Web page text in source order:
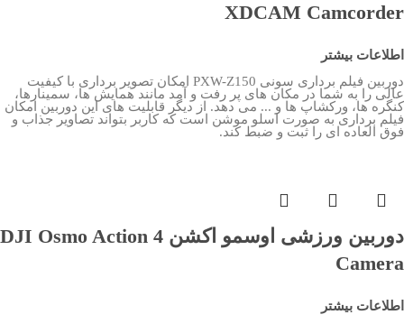
XDCAM Camcorder
اطلاعات بیشتر
دوربین فیلم برداری سونی PXW-Z150 امکان تصویر برداری با کیفیت
عالی را به شما در مکان های پر رفت و آمد مانند همایش ها، سمینارها،
کنگره ها، ورکشاپ ها و ... می دهد. از دیگر قابلیت های این دوربین امکان
فیلم برداری به صورت اسلو موشن است که کاربر بتواند تصاویر جذاب و
فوق العاده ای را ثبت و ضبط کند.
دوربین ورزشی اوسمو اکشن DJI Osmo Action 4
Camera
اطلاعات بیشتر